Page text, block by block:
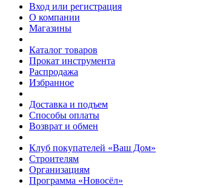
Вход или регистрация
О компании
Магазины
Каталог товаров
Прокат инструмента
Распродажа
Избранное
Доставка и подъем
Способы оплаты
Возврат и обмен
Клуб покупателей «Ваш Дом»
Строителям
Организациям
Программа «Новосёл»